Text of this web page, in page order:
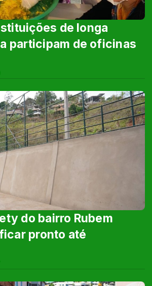
de longa
participam de oficinas
do bairro Rubem
pronto até